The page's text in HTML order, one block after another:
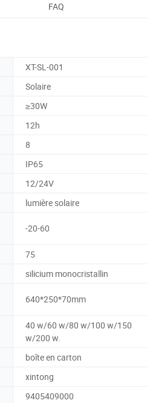
FAQ
XT-SL-001
Solaire
≥30W
12h
8
IP65
12/24V
lumière solaire
-20-60
75
silicium monocristallin
640*250*70mm
40 w/60 w/80 w/100 w/150
w/200 w.
boîte en carton
xintong
9405409000